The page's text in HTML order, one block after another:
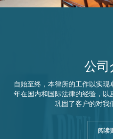
公司
自始至终，本律所的工作以实
年在国内和国际法律的经验，以
巩固了客户的对我
阅读